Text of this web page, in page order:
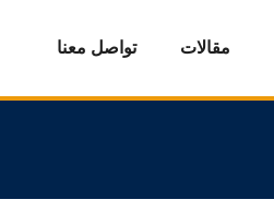
مقالات تواصل معنا